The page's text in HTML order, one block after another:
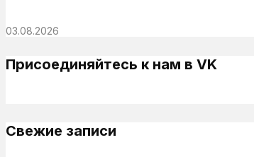
03.08.2026
Присоединяйтесь к нам в VK
Свежие записи